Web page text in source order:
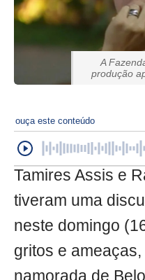
A
produção
ouça este conteúdo
Tamires Assis e
tiveram uma
neste domingo
gritos e
namorada de